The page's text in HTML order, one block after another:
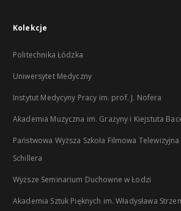
Kolekcje
Politechnika Łódzka
Uniwersytet Medyczny
Instytut Medycyny Pracy im. prof. J. Nofera
Akademia Muzyczna im. Grażyny i Kiejstuta
Państwowa Wyższa Szkoła Filmowa
Schillera
Wyższe Seminarium Duchowne w Łodzi
Akademia Sztuk Pięknych im. Władysława